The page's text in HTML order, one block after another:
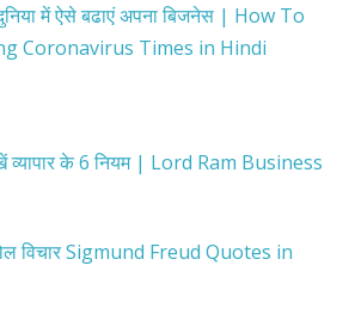
में ऐसे बढाएं अपना बिजनेस | How To
Coronavirus Times in Hindi
व्यापार के 6 नियम | Lord Ram Business
विचार Sigmund Freud Quotes in